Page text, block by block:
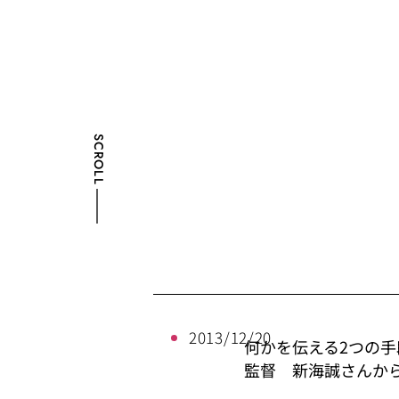
SCROLL
2013/12/20何かを伝える2つの
監督 新海誠さんか